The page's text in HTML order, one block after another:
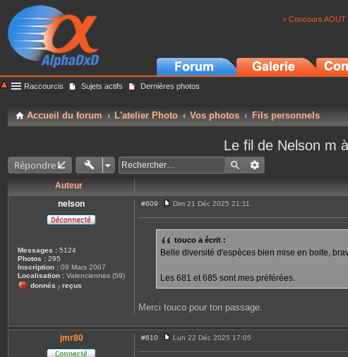
> Concours
Raccourcis Sujets actifs Dernières photos
Accueil du forum L'atelier Photo Vos photos Fils personnels
Le fil de Nelson m
Répondre
Auteur
nelson
Messages : 5124
Photos : 295
Inscription : 09 Mars 2007
Localisation : Valenciennes (59)
donnés / reçus
#609
e
Dim 21 Déc 2025 21:11
touco a écrit :
Belle diversité d'espèces bien mise en boite,
Les 681 et 685 sont mes préférées.
Merci touco pour ton passage.
jmr80
#610
e
Lun 22 Déc 2025 17:05